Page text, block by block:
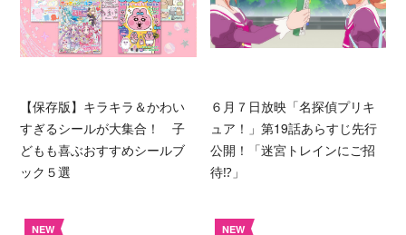
【保存版】キラキラ＆かわい
すぎるシールが大集合！ 子
どもも喜ぶおすすめシールブ
ック５選
６月７日放映「名探偵プリキ
ュア！」第19話あらすじ先行
公開！「迷宮トレインにご招
待⁉︎」
NEW NEW